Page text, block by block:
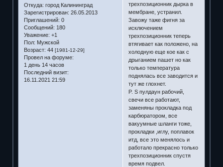
Откуда: город Калининград
Зарегистрирован: 26.05.2013
Приглашений: 0
Сообщений: 180
Уважение: +1
Пол: Мужской
Возраст: 44 [1981-12-29]
Провел на форуме:
1 день 14 часов
Последний визит:
16.11.2021 21:59
трехпозиционник дырка в
мембране, устранил.
Завожу таже фигня за
исключением
трехпозиционник теперь
втягивает как положено, на
холодную еще кое как с
дрыганием пашет но как
только температура
поднялась все заводится и
тут же глохнет.
P. S пулдаун рабочий,
свечи все работают,
заменяны прокладка под
карбюратором, все
вакуумные шланги тоже,
прокладки ,иглу, поплавок
итд, все это менялось и
работало прекрасно только
трехпозиционник спустя
время подвел.